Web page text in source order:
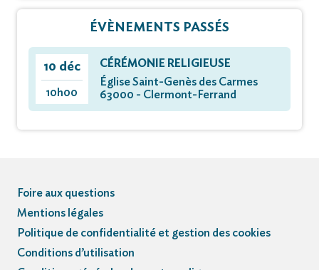
ÉVÈNEMENTS PASSÉS
10 déc
10h00
CÉRÉMONIE RELIGIEUSE
Église Saint-Genès des Carmes
63000 - Clermont-Ferrand
Foire aux questions
Mentions légales
Politique de confidentialité et gestion des cookies
Conditions d’utilisation